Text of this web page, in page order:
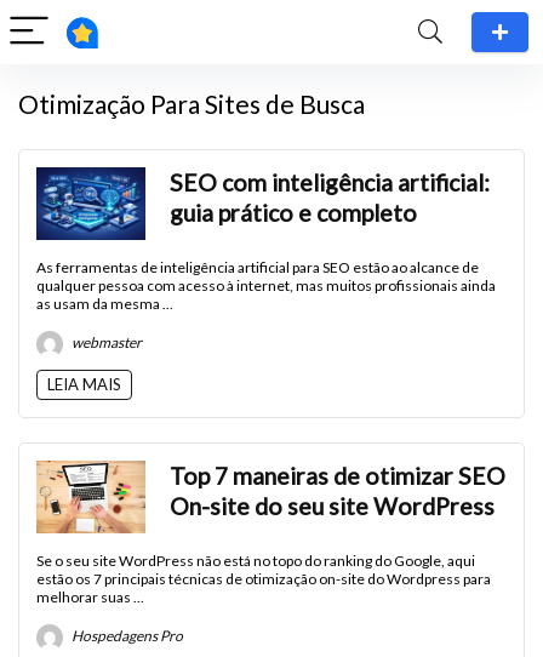
Otimização Para Sites de Busca
SEO com inteligência artificial:
guia prático e completo
As ferramentas de inteligência artificial para SEO estão ao alcance de
qualquer pessoa com acesso à internet, mas muitos profissionais ainda
as usam da mesma ...
webmaster
LEIA MAIS
Top 7 maneiras de otimizar SEO
On-site do seu site WordPress
Se o seu site WordPress não está no topo do ranking do Google, aqui
estão os 7 principais técnicas de otimização on-site do Wordpress para
melhorar suas ...
Hospedagens Pro